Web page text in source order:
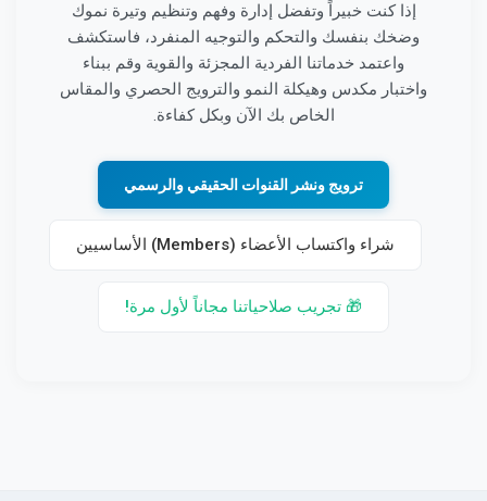
إذا كنت خبيراً وتفضل إدارة وفهم وتنظيم وتيرة نموك
وضخك بنفسك والتحكم والتوجيه المنفرد، فاستكشف
واعتمد خدماتنا الفردية المجزئة والقوية وقم ببناء
واختبار مكدس وهيكلة النمو والترويج الحصري والمقاس
الخاص بك الآن وبكل كفاءة.
ترويج ونشر القنوات الحقيقي والرسمي
شراء واكتساب الأعضاء (Members) الأساسيين
🎁 تجريب صلاحياتنا مجاناً لأول مرة!